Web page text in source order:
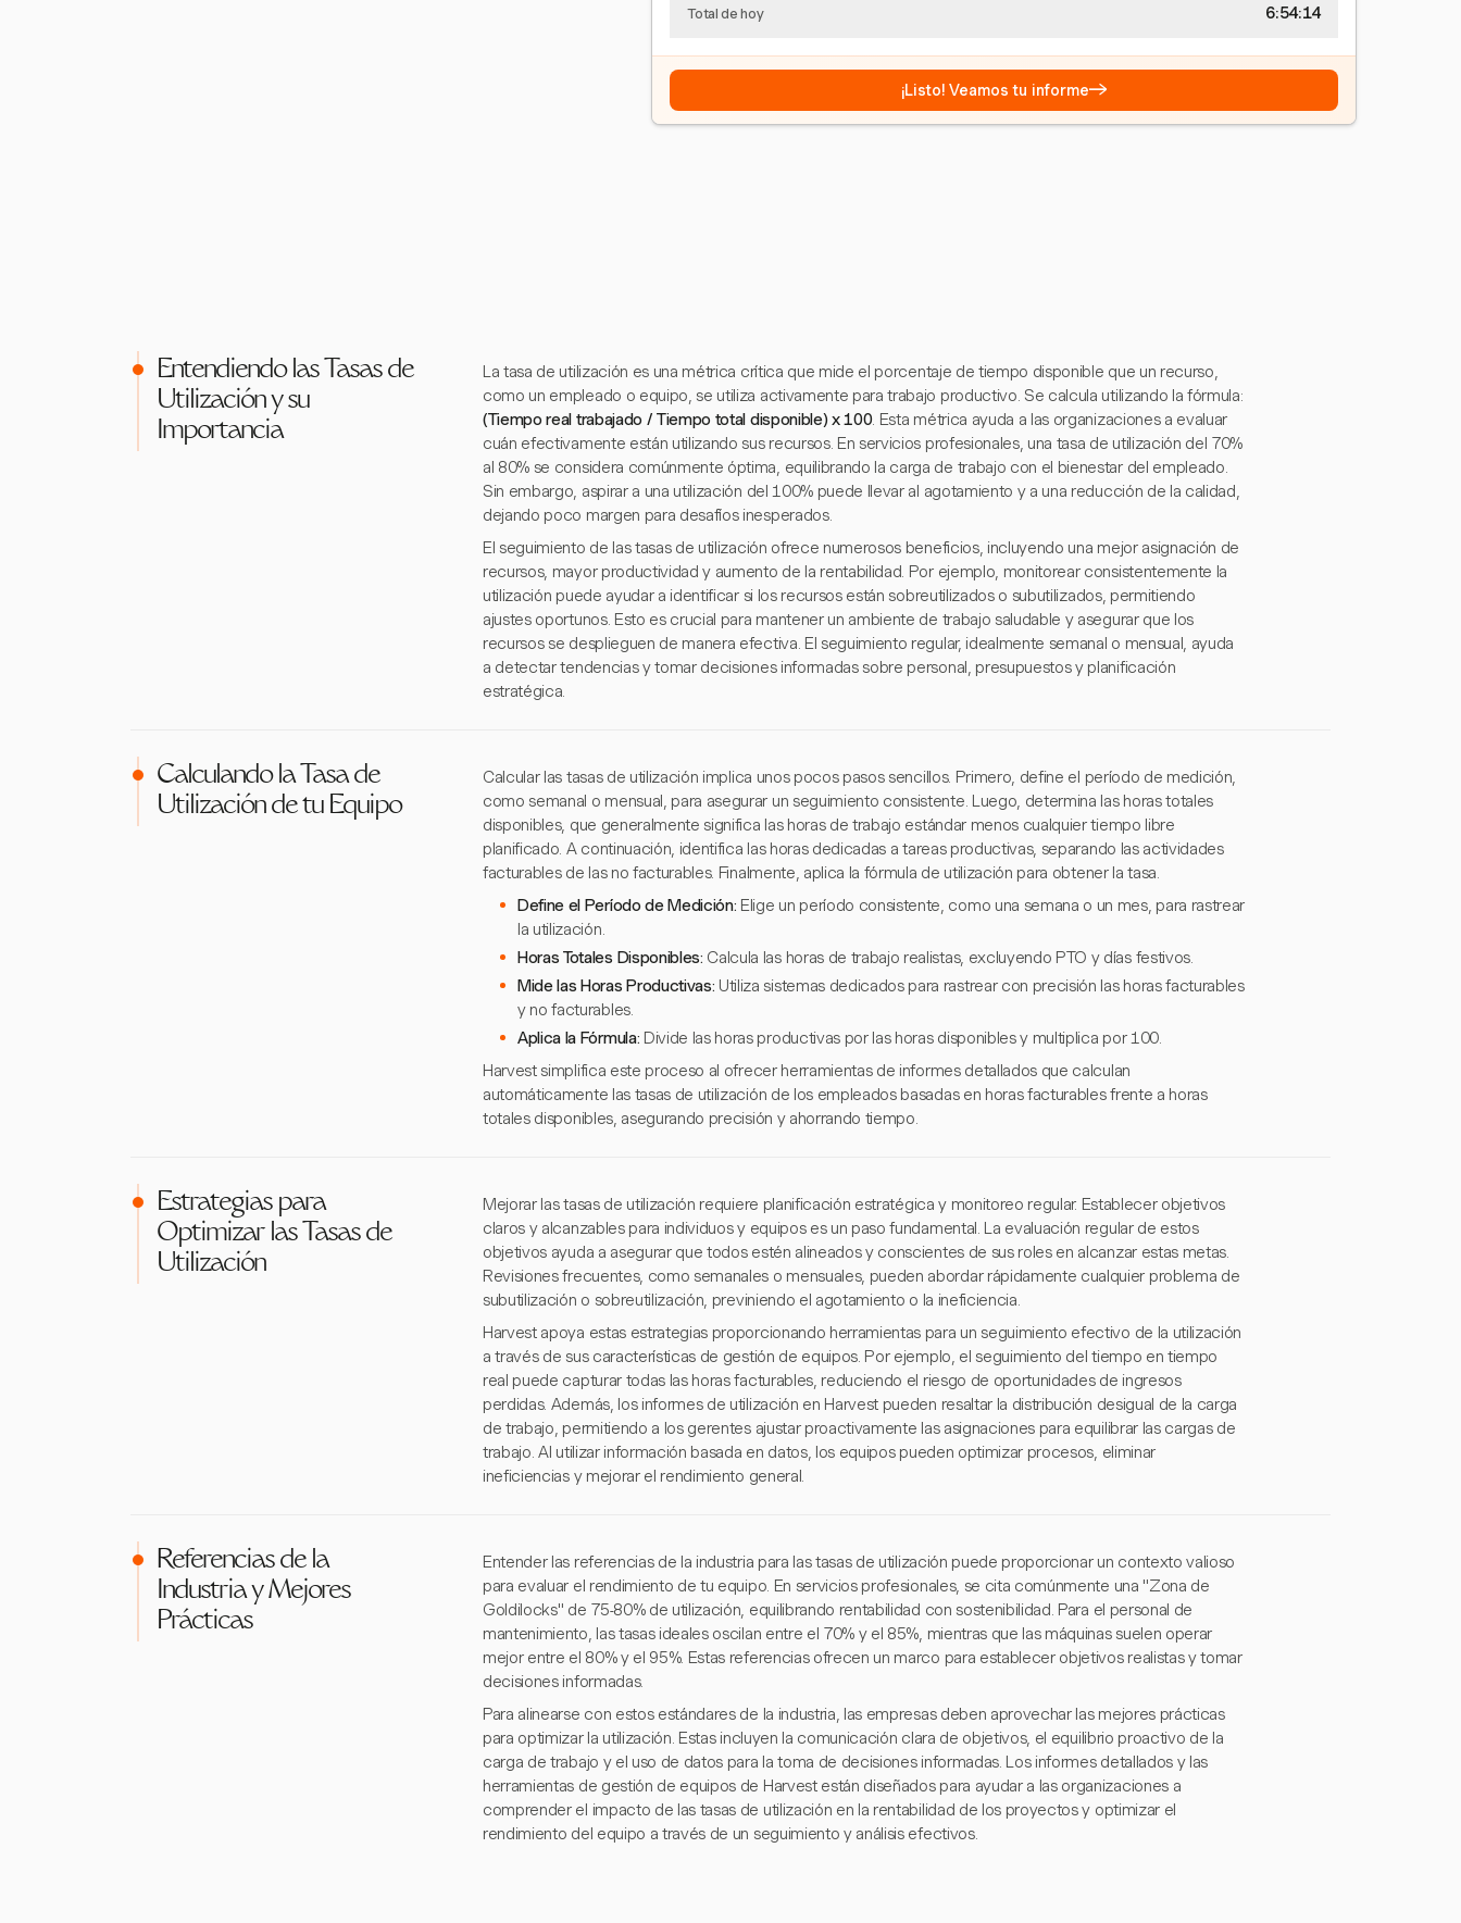
Total de hoy 6:54:15
¡Listo! Veamos tu informe→
Entendiendo las Tasas de
Utilización y su
Importancia
La tasa de utilización es una métrica crítica que mide el porcentaje de tiempo disponible que un recurso,
como un empleado o equipo, se utiliza activamente para trabajo productivo. Se calcula utilizando la fórmula:
(Tiempo real trabajado / Tiempo total disponible) x 100. Esta métrica ayuda a las organizaciones a evaluar
cuán efectivamente están utilizando sus recursos. En servicios profesionales, una tasa de utilización del 70%
al 80% se considera comúnmente óptima, equilibrando la carga de trabajo con el bienestar del empleado.
Sin embargo, aspirar a una utilización del 100% puede llevar al agotamiento y a una reducción de la calidad,
dejando poco margen para desafíos inesperados.
El seguimiento de las tasas de utilización ofrece numerosos beneficios, incluyendo una mejor asignación de
recursos, mayor productividad y aumento de la rentabilidad. Por ejemplo, monitorear consistentemente la
utilización puede ayudar a identificar si los recursos están sobreutilizados o subutilizados, permitiendo
ajustes oportunos. Esto es crucial para mantener un ambiente de trabajo saludable y asegurar que los
recursos se desplieguen de manera efectiva. El seguimiento regular, idealmente semanal o mensual, ayuda
a detectar tendencias y tomar decisiones informadas sobre personal, presupuestos y planificación
estratégica.
Calculando la Tasa de
Utilización de tu Equipo
Calcular las tasas de utilización implica unos pocos pasos sencillos. Primero, define el período de medición,
como semanal o mensual, para asegurar un seguimiento consistente. Luego, determina las horas totales
disponibles, que generalmente significa las horas de trabajo estándar menos cualquier tiempo libre
planificado. A continuación, identifica las horas dedicadas a tareas productivas, separando las actividades
facturables de las no facturables. Finalmente, aplica la fórmula de utilización para obtener la tasa.
Define el Período de Medición: Elige un período consistente, como una semana o un mes, para rastrear
la utilización.
Horas Totales Disponibles: Calcula las horas de trabajo realistas, excluyendo PTO y días festivos.
Mide las Horas Productivas: Utiliza sistemas dedicados para rastrear con precisión las horas facturables
y no facturables.
Aplica la Fórmula: Divide las horas productivas por las horas disponibles y multiplica por 100.
Harvest simplifica este proceso al ofrecer herramientas de informes detallados que calculan
automáticamente las tasas de utilización de los empleados basadas en horas facturables frente a horas
totales disponibles, asegurando precisión y ahorrando tiempo.
Estrategias para
Optimizar las Tasas de
Utilización
Mejorar las tasas de utilización requiere planificación estratégica y monitoreo regular. Establecer objetivos
claros y alcanzables para individuos y equipos es un paso fundamental. La evaluación regular de estos
objetivos ayuda a asegurar que todos estén alineados y conscientes de sus roles en alcanzar estas metas.
Revisiones frecuentes, como semanales o mensuales, pueden abordar rápidamente cualquier problema de
subutilización o sobreutilización, previniendo el agotamiento o la ineficiencia.
Harvest apoya estas estrategias proporcionando herramientas para un seguimiento efectivo de la utilización
a través de sus características de gestión de equipos. Por ejemplo, el seguimiento del tiempo en tiempo
real puede capturar todas las horas facturables, reduciendo el riesgo de oportunidades de ingresos
perdidas. Además, los informes de utilización en Harvest pueden resaltar la distribución desigual de la carga
de trabajo, permitiendo a los gerentes ajustar proactivamente las asignaciones para equilibrar las cargas de
trabajo. Al utilizar información basada en datos, los equipos pueden optimizar procesos, eliminar
ineficiencias y mejorar el rendimiento general.
Referencias de la
Industria y Mejores
Prácticas
Entender las referencias de la industria para las tasas de utilización puede proporcionar un contexto valioso
para evaluar el rendimiento de tu equipo. En servicios profesionales, se cita comúnmente una "Zona de
Goldilocks" de 75-80% de utilización, equilibrando rentabilidad con sostenibilidad. Para el personal de
mantenimiento, las tasas ideales oscilan entre el 70% y el 85%, mientras que las máquinas suelen operar
mejor entre el 80% y el 95%. Estas referencias ofrecen un marco para establecer objetivos realistas y tomar
decisiones informadas.
Para alinearse con estos estándares de la industria, las empresas deben aprovechar las mejores prácticas
para optimizar la utilización. Estas incluyen la comunicación clara de objetivos, el equilibrio proactivo de la
carga de trabajo y el uso de datos para la toma de decisiones informadas. Los informes detallados y las
herramientas de gestión de equipos de Harvest están diseñados para ayudar a las organizaciones a
comprender el impacto de las tasas de utilización en la rentabilidad de los proyectos y optimizar el
rendimiento del equipo a través de un seguimiento y análisis efectivos.